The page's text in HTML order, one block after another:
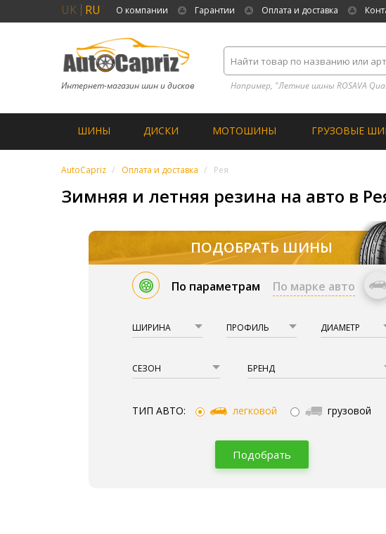
UK RU О компании Гарантии Оплата и доставка
Интернет-магазин шин и дисков Например, "Летние шины ROSAVA
ШИНЫ ДИСКИ МОТОШИНЫ ГРУЗОВЫЕ
AutoCapriz Оплата и доставка Рея
Зимняя и летняя резина на авто в
ПОДОБРАТЬ ШИНЫ
По параметрам По марке авто
ШИРИНА ПРОФИЛЬ ДИАМЕТР
СЕЗОН БРЕНД
ТИП АВТО: легковой грузовой
Подобрать